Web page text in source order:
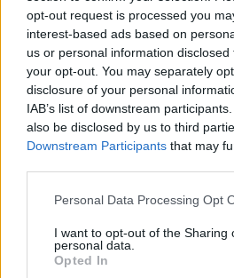
opt-out request is processed you
interest-based ads based on
us or personal information
your opt-out. You may separately
disclosure of your personal
IAB’s list of downstream
also be disclosed by us to third
Downstream Participants that may
Please note that this website/app
not limited to your visit or usage
grant or deny consent to Google
use your data for below specified
Personal Data Processing Opt
I want to opt-out of the Sharing
personal data.
Opted In
GRZEGORZ DĄBEK · 21
Strona główna
Android
Samsung zmienia strategię – zyski
rynku
DodajTabletowojako
Nasze artykuły będą częściej